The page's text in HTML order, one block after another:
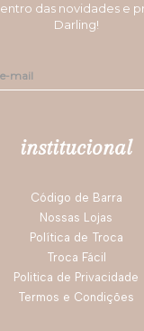
das novidades e
Darling!
institucional
Código de Barra
Nossas Lojas
Política de Troca
Troca Fácil
Politica de Privacidade
Termos e Condições